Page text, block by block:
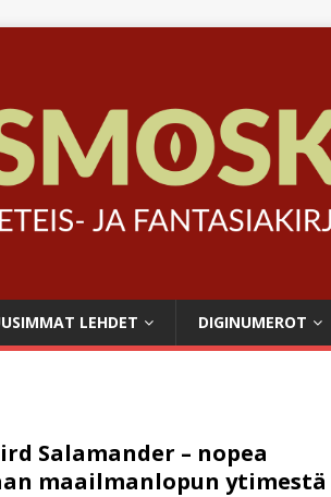
LEHDET DIGINUMEROT
Salamander – nopea
maailmanlopun ytimestä